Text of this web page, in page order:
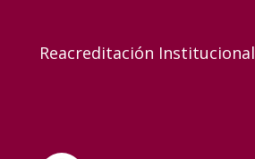
Reacreditación Institucional